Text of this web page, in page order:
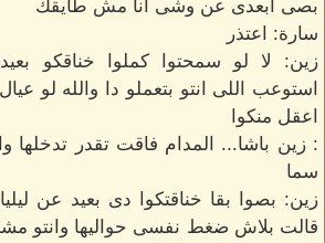
بصى ابعدى عن وشى انا مش طايقك
سارة: اعتذر
زين: لا لو سمحتوا كملوا خناقكو
استوعب اللى انتو بتعملو دا والله لو
اعقل منكوا
: زين باشا... المدام فاقت تقدر تدخلها
سما
زين: بصوا بقا خناقتكوا دى بعيد عن
قالت بلاش ضغط نفسى حواليها وانتو